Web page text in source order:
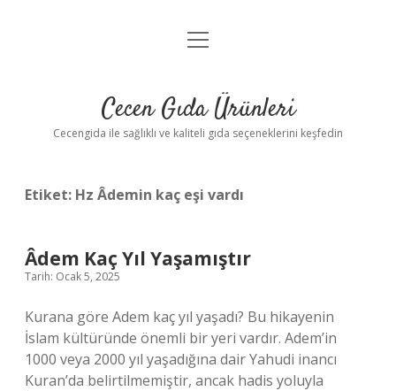
Anasayfa
Yasal Uyarı
menüyü
Cecen Gıda Ürünleri
Cecengida ile sağlıklı ve kaliteli gıda seçeneklerini keşfedin
Etiket: Hz Âdemin kaç eşi vardı
Âdem Kaç Yıl Yaşamıştır
Tarih: Ocak 5, 2025
Kurana göre Adem kaç yıl yaşadı? Bu hikayenin
İslam kültüründe önemli bir yeri vardır. Adem’in
1000 veya 2000 yıl yaşadığına dair Yahudi inancı
Kuran’da belirtilmemiştir, ancak hadis yoluyla